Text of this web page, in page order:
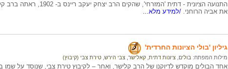
התנועה הציונית - דתית 'המזרחי', שהקים הרב יצחק יעקב ריינס ב-
את אביה הרוחני. /למידע מלא...
גיליון 'בולי הציונות החרדית'
מילות המפתח: בולים ציונות דתית קאלישר, צבי הירש טירת צבי (קיבוץ)
אחד הבולים מוקדש לדיוקנו של הרב קלישר, ואחר – לקיבוץ טירת צבי, שנוסד על שמו